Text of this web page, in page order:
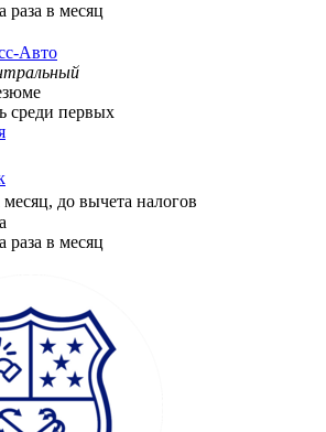
в месяц
Авто
среди первых
месяц, до вычета налогов
в месяц